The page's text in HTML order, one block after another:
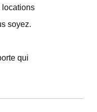
locations
soyez.
qui